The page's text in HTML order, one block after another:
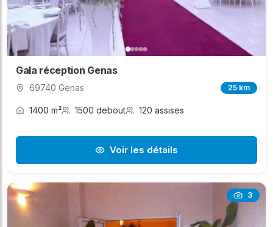
Gala réception Genas
69740 Genas 25 km
1400 m² 1500 debout 120 assises
Voir les détails
3